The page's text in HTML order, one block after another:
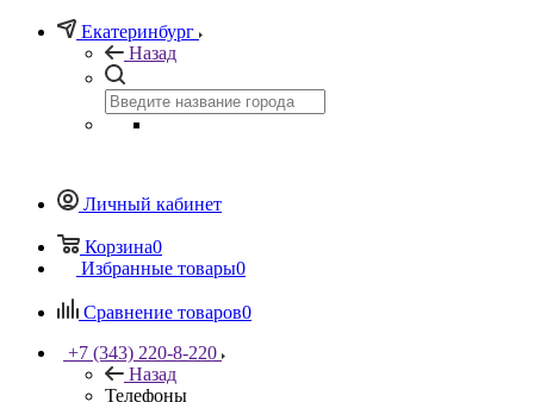
Екатеринбург
Назад
Личный кабинет
Корзина0
Избранные товары0
Сравнение товаров0
+7 (343) 220-8-220
Назад
Телефоны